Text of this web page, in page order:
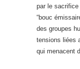
par le
“bouc
des groupes
tensions liées
qui menacent